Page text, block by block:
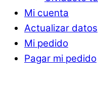
Mi cuenta
Actualizar datos
Mi pedido
Pagar mi pedido